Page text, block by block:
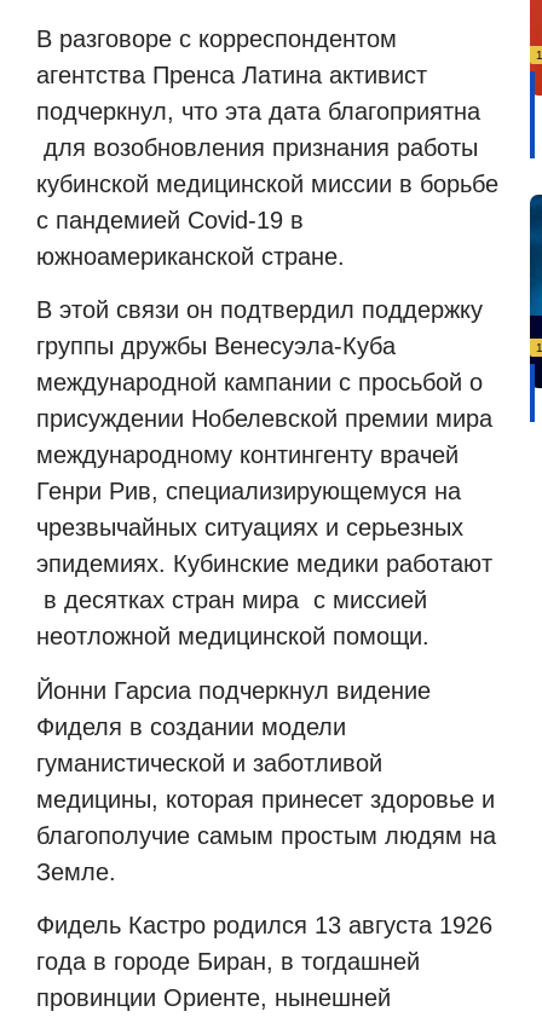
В разговоре с корреспондентом
агентства Пренса Латина активист
подчеркнул, что эта дата благоприятна
для возобновления признания работы
кубинской медицинской миссии в борьбе
с пандемией Covid-19 в
южноамериканской стране.
В этой связи он подтвердил поддержку
группы дружбы Венесуэла-Куба
международной кампании с просьбой о
присуждении Нобелевской премии мира
международному контингенту врачей
Генри Рив, специализирующемуся на
чрезвычайных ситуациях и серьезных
эпидемиях. Кубинские медики работают
в десятках стран мира с миссией
неотложной медицинской помощи.
Йонни Гарсиа подчеркнул видение
Фиделя в создании модели
гуманистической и заботливой
медицины, которая принесет здоровье и
благополучие самым простым людям на
Земле.
Фидель Кастро родился 13 августа 1926
года в городе Биран, в тогдашней
провинции Ориенте, нынешней